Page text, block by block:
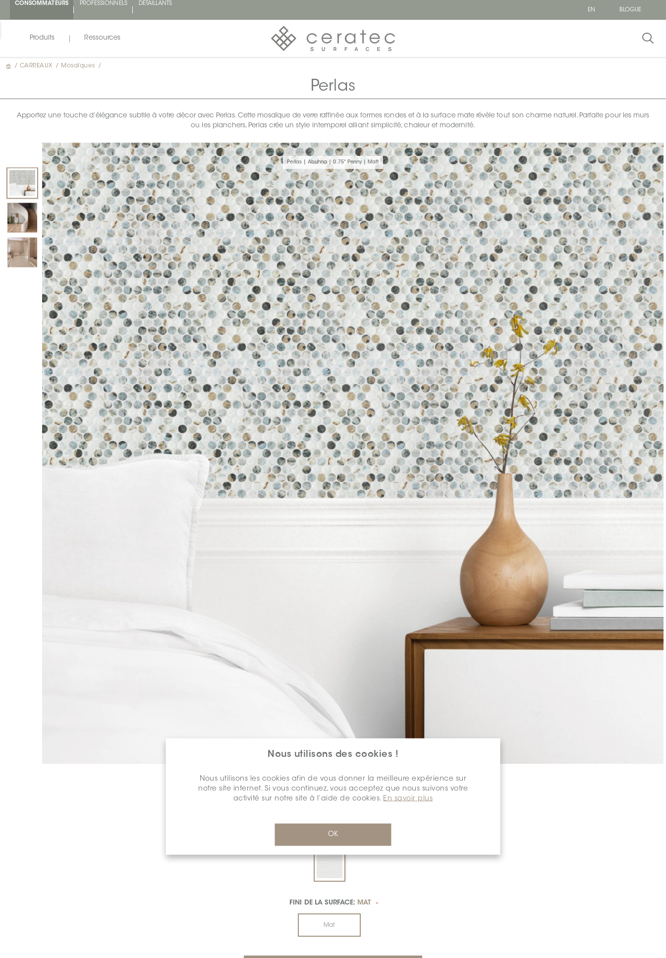
CONSOMMATEURS PROFESSIONNELS
DÉTAILLANTS
EN
BLOGUE
Produits Ressources
Nous utilisons des cookies !
Nous utilisons les cookies afin de vous donner la meilleure expérience sur
notre site internet. Si vous continuez, vous acceptez que nous suivons votre
activité sur notre site à l’aide de cookies. En savoir plus
OK
/ CARREAUX / Mosaïques /
Perlas
Apportez une touche d’élégance subtile à votre décor avec Perlas. Cette mosaïque de verre raffinée aux formes rondes et à la surface mate révèle tout son charme naturel. Parfaite pour les murs
ou les planchers, Perlas crée un style intemporel alliant simplicité, chaleur et modernité.
Perlas | Abuhna | 0.75" Penny | Matt
SÉLECTIONNEZ UNECOULEUR: *
FINI DE LA SURFACE: MAT *
Mat